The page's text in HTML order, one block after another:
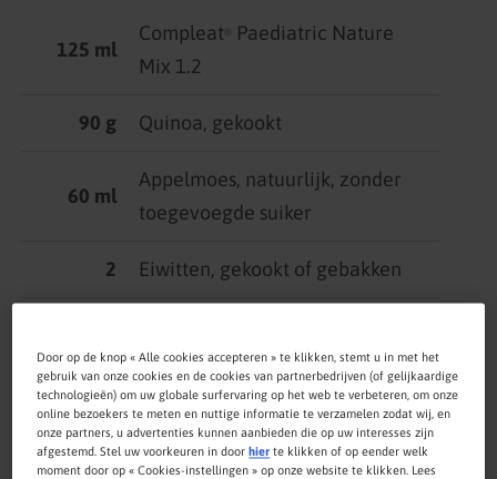
125 ml
Compleat
Paediatric Nature
Mix 1.2
90 g Quinoa, gekookt
60 ml
Appelmoes, natuurlijk, zonder
toegevoegde suiker
2 Eiwitten, gekookt of gebakken
eetlepel
1/2
theelepel
Kaneel, gemalen (optioneel)
Door op de knop « Alle cookies accepteren » te klikken, stemt u in met het
gebruik van onze cookies en de cookies van partnerbedrijven (of gelijkaardige
technologieën) om uw globale surfervaring op het web te verbeteren, om onze
online bezoekers te meten en nuttige informatie te verzamelen zodat wij, en
onze partners, u advertenties kunnen aanbieden die op uw interesses zijn
afgestemd. Stel uw voorkeuren in doorhier te klikken of op eender welk
moment door op « Cookies-instellingen » op onze website te klikken. Lees